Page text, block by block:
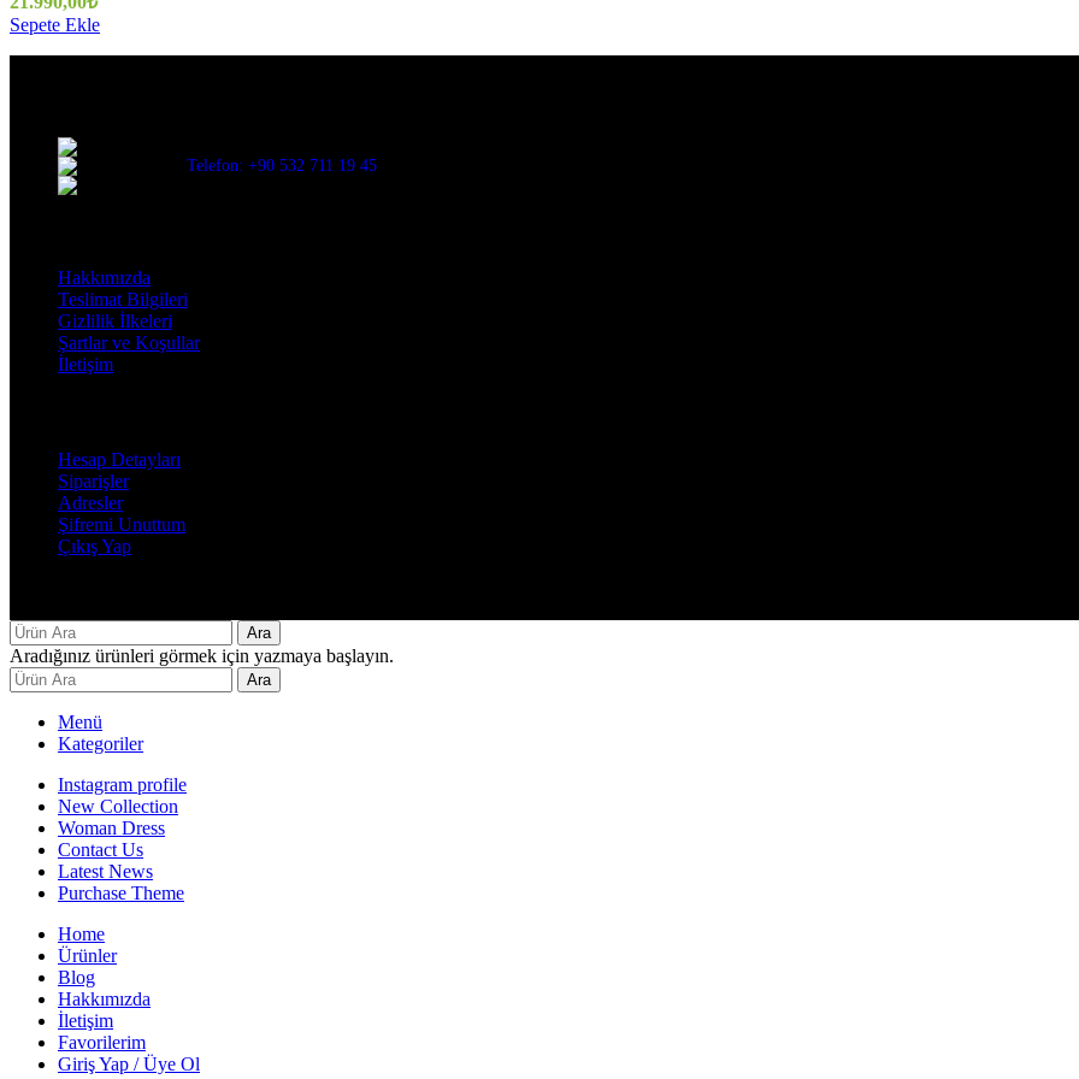
Sepete Ekle
Telefon: +90 532 711 19 45
Hakkımızda
Teslimat Bilgileri
Gizlilik İlkeleri
Şartlar ve Koşullar
İletişim
Hesap Detayları
Siparişler
Adresler
Şifremi Unuttum
Çıkış Yap
Ara
Aradığınız ürünleri görmek için yazmaya başlayın.
Ara
Menü
Kategoriler
Instagram profile
New Collection
Woman Dress
Contact Us
Latest News
Purchase Theme
Home
Ürünler
Blog
Hakkımızda
İletişim
Favorilerim
Giriş Yap / Üye Ol